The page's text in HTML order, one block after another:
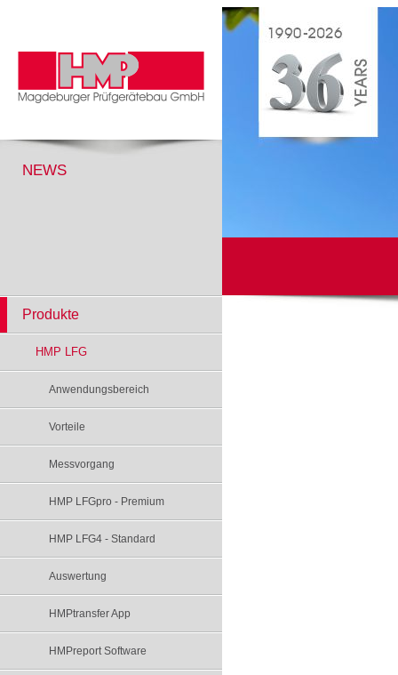
NEWS
Produkte
HMP LFG
Anwendungsbereich
Vorteile
Messvorgang
HMP LFGpro - Premium
HMP LFG4 - Standard
Auswertung
HMPtransfer App
HMPreport Software